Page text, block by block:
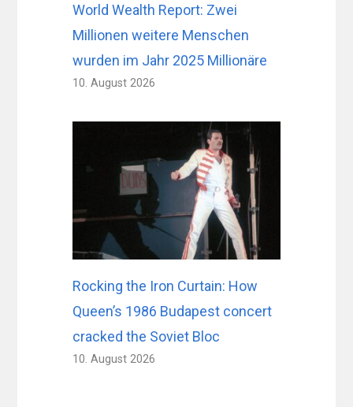
World Wealth Report: Zwei
Millionen weitere Menschen
wurden im Jahr 2025 Millionäre
10. August 2026
Rocking the Iron Curtain: How
Queen’s 1986 Budapest concert
cracked the Soviet Bloc
10. August 2026